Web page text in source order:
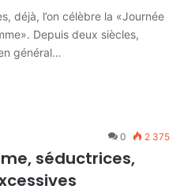
déjà, l’on célèbre la «Journée
Depuis deux siècles,
général…
0 2 375
séductrices,